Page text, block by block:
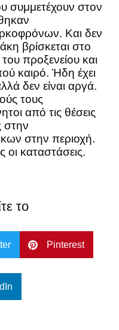
συμμετέχουν στον
Και δεν
βρίσκεται στο
προξενείου και
καιρό. Ήδη έχει
δεν είναι αργά.
τους
από τις θέσεις
στην
στην περιοχή.
οι καταστάσεις.
το
Pinterest